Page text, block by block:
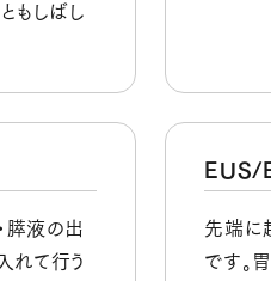
もしばし
膵液の出
れて行う
EUS/
先端に
です。